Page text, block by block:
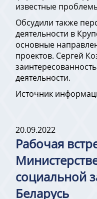
известные
Обсудили также
деятельности в
основные
проектов. Сергей
деятельности.
Источник
20.09.2022
Рабочая
социальной
Беларусь